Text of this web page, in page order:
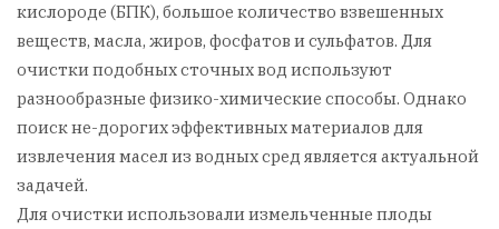
кислороде (БПК), большое количество взвешенных
веществ, масла, жиров, фосфатов и сульфатов. Для
очистки подобных сточных вод используют
разнообразные физико-химические способы. Однако
поиск не-дорогих эффективных материалов для
извлечения масел из водных сред является актуальной
задачей.
Для очистки использовали измельченные плоды